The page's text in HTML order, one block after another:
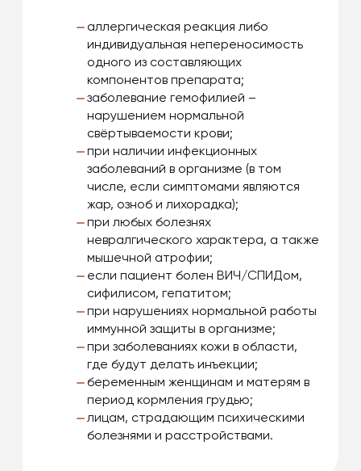
аллергическая реакция либо
индивидуальная непереносимость
одного из составляющих
компонентов препарата;
заболевание гемофилией –
нарушением нормальной
свёртываемости крови;
при наличии инфекционных
заболеваний в организме (в том
числе, если симптомами являются
жар, озноб и лихорадка);
при любых болезнях
невралгического характера, а также
мышечной атрофии;
если пациент болен ВИЧ/СПИДом,
сифилисом, гепатитом;
при нарушениях нормальной работы
иммунной защиты в организме;
при заболеваниях кожи в области,
где будут делать инъекции;
беременным женщинам и матерям в
период кормления грудью;
лицам, страдающим психическими
болезнями и расстройствами.